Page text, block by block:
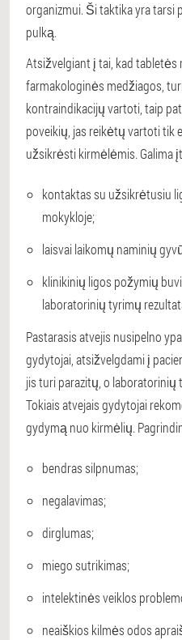
organizmui. Ši taktika yra tarsi
pulką.
Atsižvelgiant į tai, kad tabletės
farmakologinės medžiagos,
kontraindikacijų vartoti, taip
poveikių, jas reikėtų vartoti tik
užsikrėsti kirmėlėmis. Galima
kontaktas su užsikrėtusiu
mokykloje;
laisvai laikomų naminių
klinikinių ligos požymių
laboratorinių tyrimų
Pastarasis atvejis nusipelno
gydytojai, atsižvelgdami į
jis turi parazitų, o laboratorinių
Tokiais atvejais gydytojai
gydymą nuo kirmėlių.
bendras silpnumas;
negalavimas;
dirglumas;
miego sutrikimas;
intelektinės veiklos
neaiškios kilmės odos